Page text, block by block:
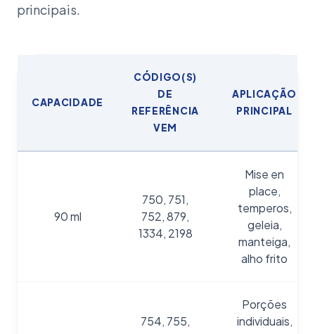
principais.
CAPACIDADE
CÓDIGO(S)
DE
REFERÊNCIA
VEM
APLICAÇÃO
PRINCIPAL
90 ml
750, 751,
752, 879,
1334, 2198
Mise en
place,
temperos,
geleia,
manteiga,
alho frito
754, 755,
Porções
individuais,